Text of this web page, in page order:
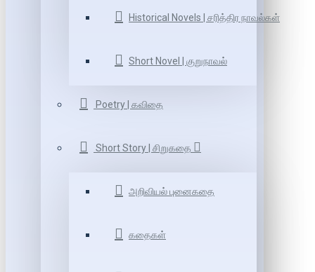
Historical Novels | சரித்திர நாவல்கள்
Short Novel | குறுநாவல்
Poetry | கவிதை
Short Story | சிறுகதை
அறிவியல் புனைகதை
கதைகள்